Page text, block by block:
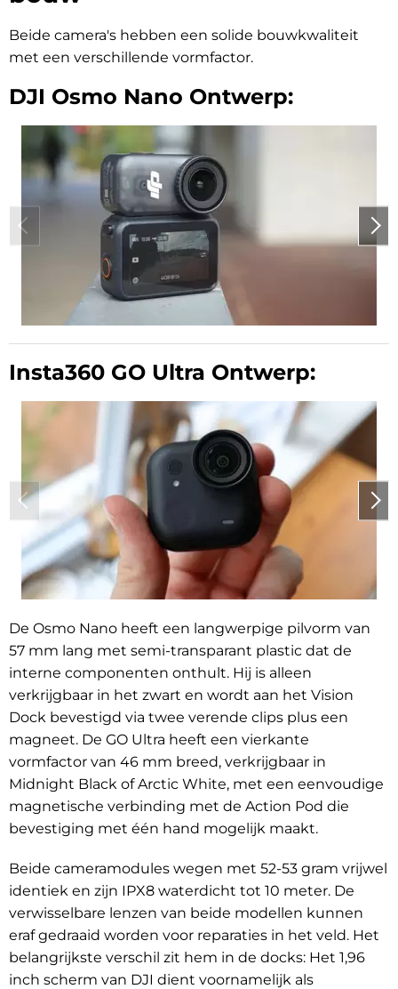
Beide camera's hebben een solide bouwkwaliteit
met een verschillende vormfactor.
DJI Osmo Nano Ontwerp:
Insta360 GO Ultra Ontwerp:
De Osmo Nano heeft een langwerpige pilvorm van
57 mm lang met semi-transparant plastic dat de
interne componenten onthult. Hij is alleen
verkrijgbaar in het zwart en wordt aan het Vision
Dock bevestigd via twee verende clips plus een
magneet. De GO Ultra heeft een vierkante
vormfactor van 46 mm breed, verkrijgbaar in
Midnight Black of Arctic White, met een eenvoudige
magnetische verbinding met de Action Pod die
bevestiging met één hand mogelijk maakt.
Beide cameramodules wegen met 52-53 gram vrijwel
identiek en zijn IPX8 waterdicht tot 10 meter. De
verwisselbare lenzen van beide modellen kunnen
eraf gedraaid worden voor reparaties in het veld. Het
belangrijkste verschil zit hem in de docks: Het 1,96
inch scherm van DJI dient voornamelijk als